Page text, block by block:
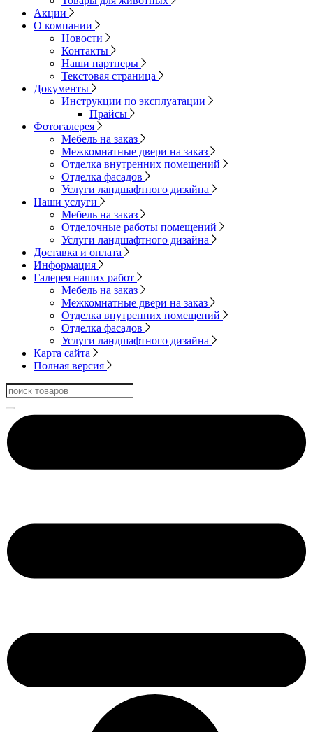
Акции
О компании
Новости
Контакты
Наши партнеры
Текстовая страница
Документы
Инструкции по эксплуатации
Прайсы
Фотогалерея
Мебель на заказ
Межкомнатные двери на заказ
Отделка внутренних помещений
Отделка фасадов
Услуги ландшафтного дизайна
Наши услуги
Мебель на заказ
Отделочные работы помещений
Услуги ландшафтного дизайна
Доставка и оплата
Информация
Галерея наших работ
Мебель на заказ
Межкомнатные двери на заказ
Отделка внутренних помещений
Отделка фасадов
Услуги ландшафтного дизайна
Карта сайта
Полная версия